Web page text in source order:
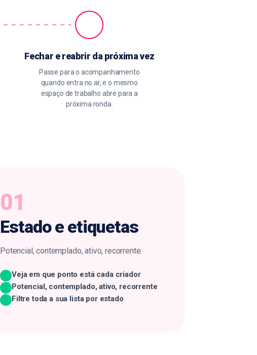
Fechar e reabrir da próxima vez
Passe para o acompanhamento
quando entra no ar, e o mesmo
espaço de trabalho abre para a
próxima ronda.
01
Estado e etiquetas
Potencial, contemplado, ativo, recorrente.
Veja em que ponto está cada criador
Potencial, contemplado, ativo, recorrente
Filtre toda a sua lista por estado